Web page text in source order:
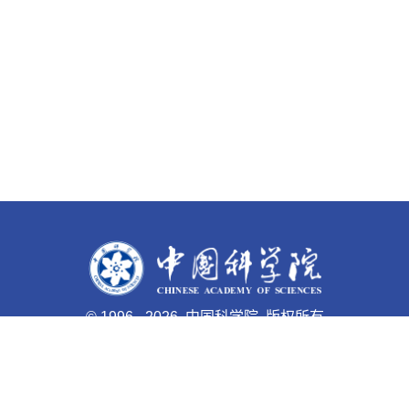
© 1996 -2026 中国科学院 版权所有